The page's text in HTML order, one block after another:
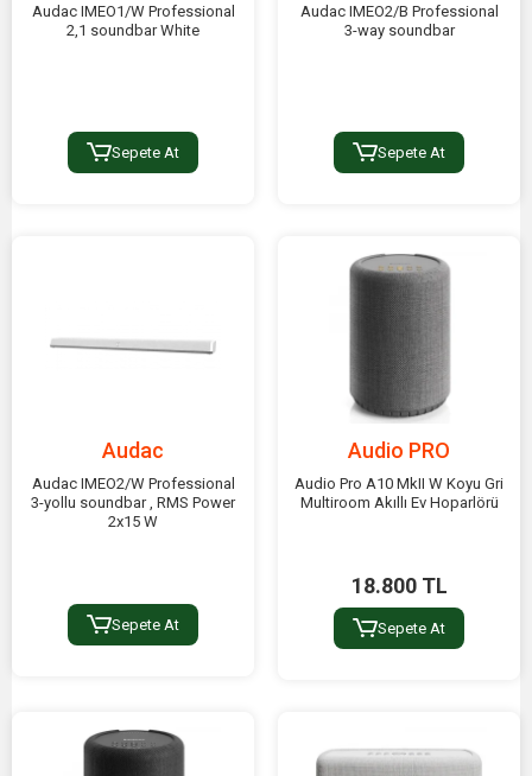
Audac IMEO1/W Professional
2,1 soundbar White
Sepete At
Audac IMEO2/B Professional
3-way soundbar
Sepete At
Audac
Audac IMEO2/W Professional
3-yollu soundbar , RMS Power
2x15 W
Sepete At
Audio PRO
Audio Pro A10 MkII W Koyu Gri
Multiroom Akıllı Ev Hoparlörü
18.800 TL
Sepete At